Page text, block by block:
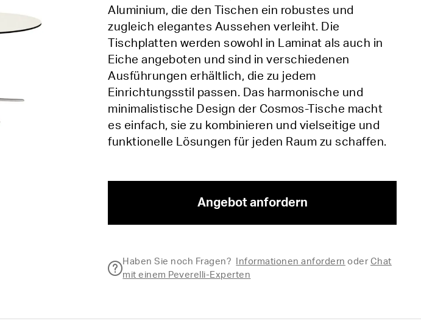
Aluminium, die den Tischen ein robustes und
zugleich elegantes Aussehen verleiht. Die
Tischplatten werden sowohl in Laminat als auch in
Eiche angeboten und sind in verschiedenen
Ausführungen erhältlich, die zu jedem
Einrichtungsstil passen. Das harmonische und
minimalistische Design der Cosmos-Tische macht
es einfach, sie zu kombinieren und vielseitige und
funktionelle Lösungen für jeden Raum zu schaffen.
Angebot anfordern
Haben Sie noch Fragen? Informationen anfordern oder Chat
mit einem Peverelli-Experten